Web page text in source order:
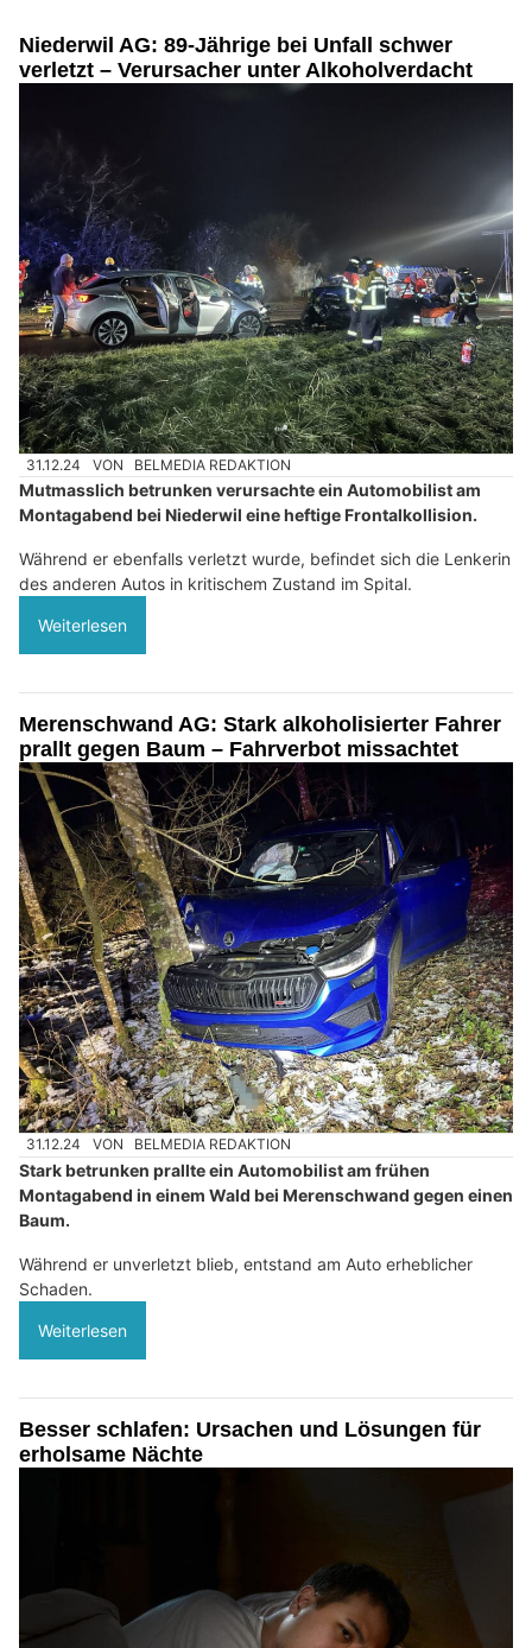
Niederwil AG: 89-Jährige bei Unfall schwer
verletzt – Verursacher unter Alkoholverdacht
31.12.24 VON BELMEDIA REDAKTION
Mutmasslich betrunken verursachte ein Automobilist am
Montagabend bei Niederwil eine heftige Frontalkollision.
Während er ebenfalls verletzt wurde, befindet sich die Lenkerin
des anderen Autos in kritischem Zustand im Spital.
Weiterlesen
Merenschwand AG: Stark alkoholisierter Fahrer
prallt gegen Baum – Fahrverbot missachtet
31.12.24 VON BELMEDIA REDAKTION
Stark betrunken prallte ein Automobilist am frühen
Montagabend in einem Wald bei Merenschwand gegen einen
Baum.
Während er unverletzt blieb, entstand am Auto erheblicher
Schaden.
Weiterlesen
Besser schlafen: Ursachen und Lösungen für
erholsame Nächte